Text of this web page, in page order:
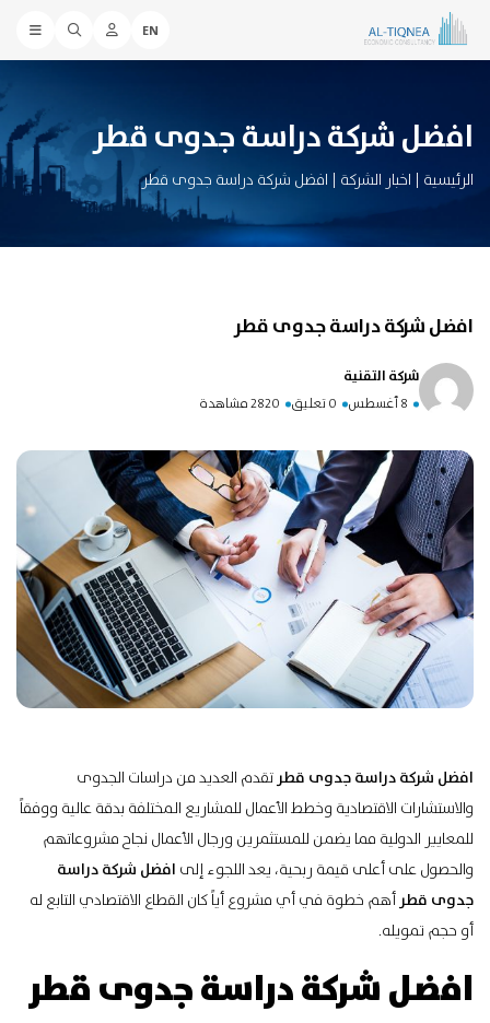
EN
افضل شركة دراسة جدوى قطر
الرئيسية | اخبار الشركة | افضل شركة دراسة جدوى قطر
افضل شركة دراسة جدوى قطر
شركة التقنية
8 أغسطس 0 تعليق 2820 مشاهدة
افضل شركة دراسة جدوى قطرتقدم العديد من دراسات الجدوى
والاستشارات الاقتصادية وخطط الأعمال للمشاريع المختلفة بدقة عالية ووفقاً
للمعايير الدولية مما يضمن للمستثمرين ورجال الأعمال نجاح مشروعاتهم
والحصول على أعلى قيمة ربحية، يعد اللجوء إلى افضل شركة دراسة
جدوى قطرأهم خطوة في أي مشروع أياً كان القطاع الاقتصادي التابع له
أو حجم تمويله.
افضل شركة دراسة جدوى قطر